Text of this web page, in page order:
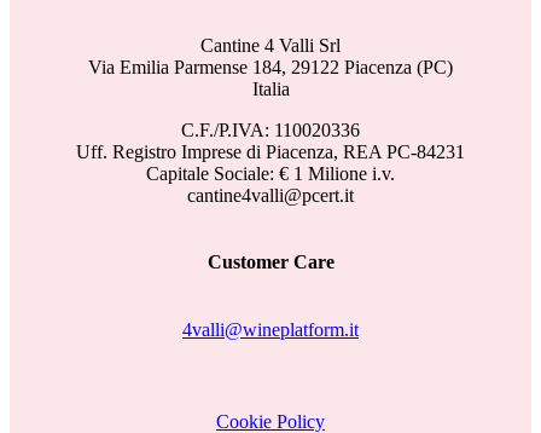
Cantine 4 Valli Srl
Via Emilia Parmense 184, 29122 Piacenza (PC)
Italia
C.F./P.IVA: 110020336
Uff. Registro Imprese di Piacenza, REA PC-84231
Capitale Sociale: € 1 Milione i.v.
cantine4valli@pcert.it
Customer Care
4valli@wineplatform.it
Cookie Policy